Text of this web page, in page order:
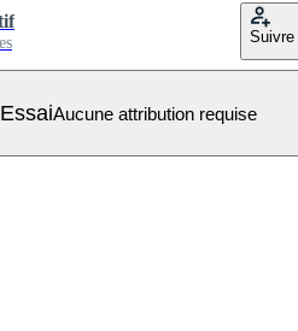
Suivre
Aucune attribution requise